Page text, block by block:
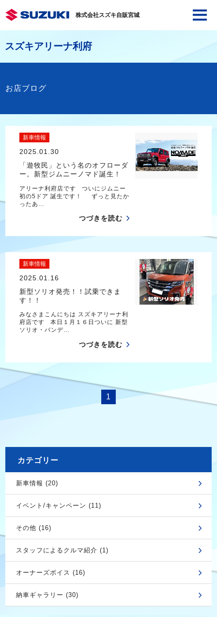
株式会社スズキ自販宮城
スズキアリーナ利府
お店ブログ
新車情報
2025.01.30
「遊牧民」という名のオフローダ
ー。新型ジムニーノマド誕生！
アリーナ利府店です ついにジムニー
初の5ドア 誕生です！ ずっと見たか
ったあ…
つづきを読む
新車情報
2025.01.16
新型ソリオ発売！！試乗できま
す！！
みなさまこんにちは スズキアリーナ利
府店です 本日１月１６日ついに 新型
ソリオ・バンデ…
つづきを読む
1
カテゴリー
新車情報 (20)
イベント/キャンペーン (11)
その他 (16)
スタッフによるクルマ紹介 (1)
オーナーズボイス (16)
納車ギャラリー (30)